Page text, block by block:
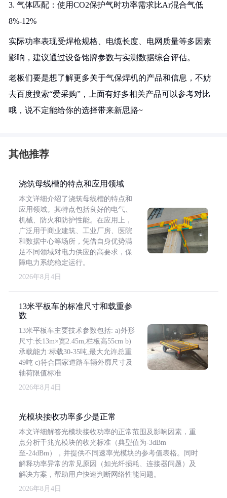
3. 气体匹配：使用CO2保护气时功率需求比Ar混合气低
8%-12%
实际功率表现受焊枪规格、电缆长度、电网质量等多因素
影响，建议通过设备铭牌参数与实测数据综合评估。
老板们要是想了解更多关于气保焊机的产品和信息，不妨
去百度搜索“爱采购”，上面有好多相关产品可以参考对比
哦，说不定能给你的选择带来新思路~
其他推荐
浇筑母线槽的特点和应用领域
本文详细介绍了浇筑母线槽的特点和
应用领域。其特点包括良好的电气、
机械、防火和防护性能。在应用上，
广泛用于商业建筑、工业厂房、医院
和数据中心等场所，凭借自身优势满
足不同领域对电力供应的高要求，保
障电力系统稳定运行。
2026年8月4日
13米平板车的标准尺寸和载重参
数
13米平板车主要技术参数包括: a)外形
尺寸:长13m×宽2.45m,栏板高55cm b)
承载能力:标载30-35吨,最大允许总重
49吨 c)符合国家道路车辆外廓尺寸及
轴荷限值标准
2026年8月4日
光模块接收功率多少是正常
本文详细解答光模块接收功率的正常范围及影响因素，重
点分析千兆光模块的收光标准（典型值为-3dBm
至-24dBm），并提供不同速率光模块的参考值表格。同时
解释功率异常的常见原因（如光纤损耗、连接器问题）及
解决方案，帮助用户快速判断网络性能问题。
2026年8月4日